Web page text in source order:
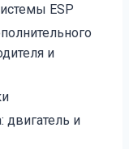
ESP
и
двигатель и